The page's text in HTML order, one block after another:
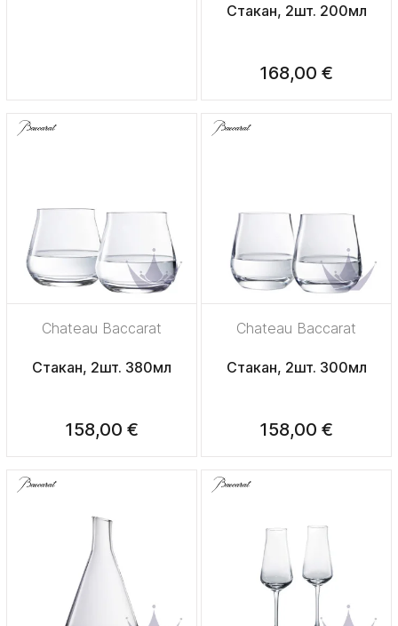
Стакан, 2шт. 200мл
168,00 €
Chateau Baccarat
Стакан, 2шт. 380мл
158,00 €
Chateau Baccarat
Стакан, 2шт. 300мл
158,00 €